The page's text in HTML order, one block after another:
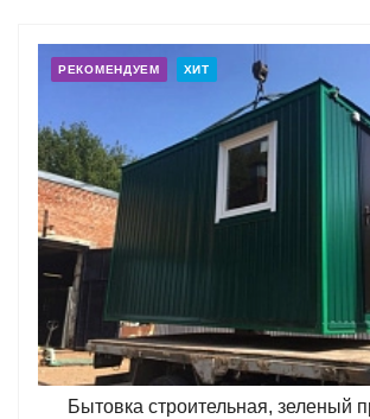
РЕКОМЕНДУЕМ ХИТ
Бытовка строительная, зеленый